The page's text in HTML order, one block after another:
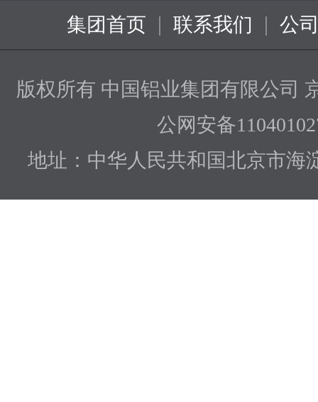
集团首页 | 联系我们 | 公
版权所有 中国铝业集团有限公司
公网安备
地址：中华人民共和国北京市海